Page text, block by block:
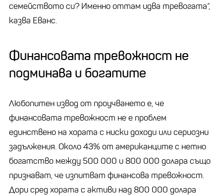
семейството си? Именно оттам идва тревогата“,
казва Еванс.
Финансовата тревожност не
подминава и богатите
Любопитен извод от проучването е, че
финансовата тревожност не е проблем
единствено на хората с ниски доходи или сериозни
задължения. Около 43% от американците с нетно
богатство между 500 000 и 800 000 долара също
признават, че изпитват финансова тревожност.
Дори сред хората с активи над 800 000 долара